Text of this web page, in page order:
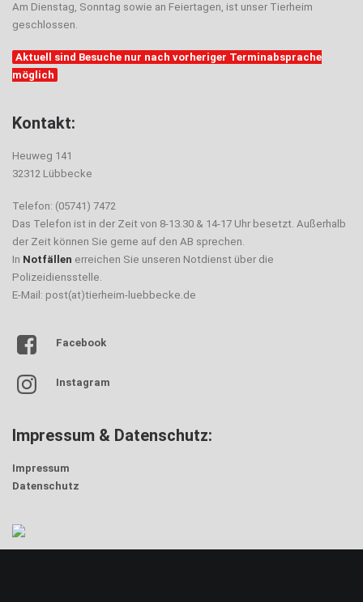
Am Dienstag, Sonntag sowie an Feiertagen, ist unser Tierheim
geschlossen.
Aktuell sind Besuche nur nach vorheriger Terminabsprache
möglich
Kontakt:
Heuweg 141
32312 Lübbecke
Telefon: (05741) 7472
Das Telefon ist in der Zeit von 8-13.30 & 14-17 Uhr besetzt. Außerhalb
der Zeit können Sie gerne auf den AB sprechen.
In Notfällen erreichen Sie unseren Notdienst über die
Polizeidiensstelle.
E-Mail: post(at)tierheim-luebbecke.de
Facebook
Instagram
Impressum & Datenschutz:
Impressum
Datenschutz